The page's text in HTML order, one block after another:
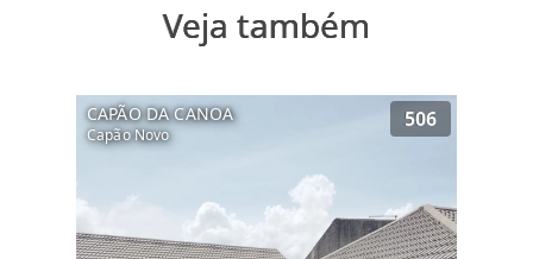
Veja também
CAPÃO DA CANOA
Capão Novo
506